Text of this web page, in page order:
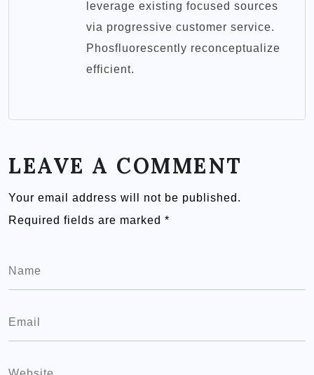
leverage existing focused sources
via progressive customer service.
Phosfluorescently reconceptualize
efficient.
LEAVE A COMMENT
Your email address will not be published.
Required fields are marked *